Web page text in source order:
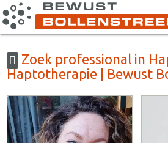
Zoek professional in
Haptotherapie | Bewust